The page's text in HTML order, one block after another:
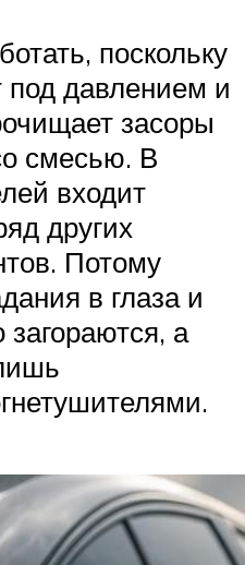
поскольку
под давлением и
засоры
смесью. В
входит
других
Потому
в глаза и
загораются, а